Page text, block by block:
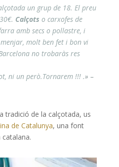
un grup de 18. El preu
Calçots o carxofes de
amb secs o pollastre, i
molt ben fet i bon vi
no trobaràs res
ni un però.Tornarem !!! .» –
tradició de la calçotada, us
de Catalunya, una font